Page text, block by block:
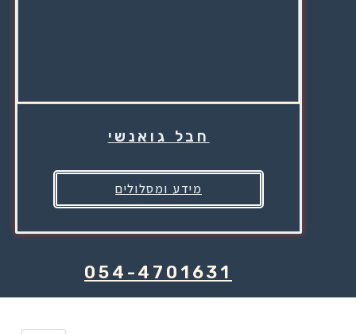
חבל גואנשי
מידע ומסלולים
054-4701631